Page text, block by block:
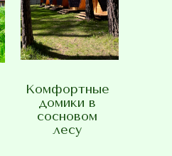
Комфортные
домики в
сосновом
лесу